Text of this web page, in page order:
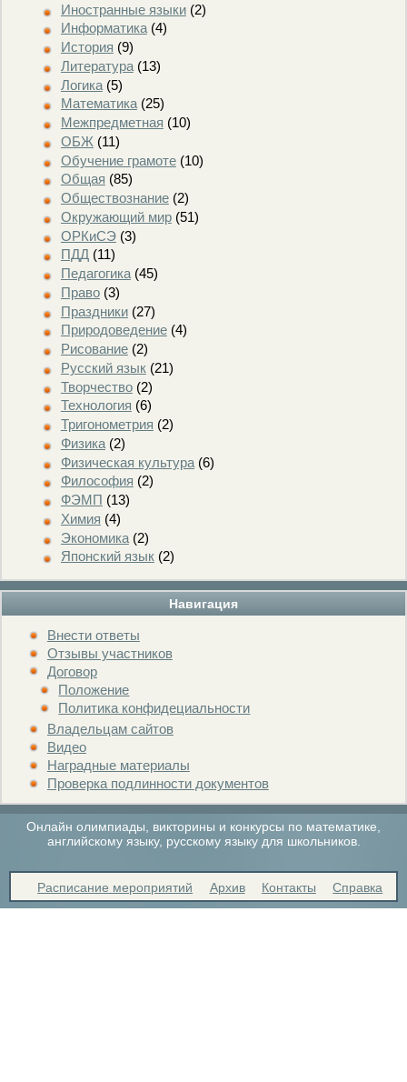
Иностранные языки(2)
Информатика(4)
История (9)
Литература(13)
Логика(5)
Математика(25)
Межпредметная (10)
ОБЖ (11)
Обучение грамоте(10)
Общая (85)
Обществознание(2)
Окружающий мир(51)
ОРКиСЭ(3)
ПДД(11)
Педагогика(45)
Право(3)
Праздники(27)
Природоведение(4)
Рисование(2)
Русский язык(21)
Творчество(2)
Технология (6)
Тригонометрия (2)
Физика(2)
Физическая культура(6)
Философия (2)
ФЭМП (13)
Химия (4)
Экономика(2)
Японский язык(2)
Навигация
Внести ответы
Отзывы участников
Договор
Положение
Политика конфидециальности
Владельцам сайтов
Видео
Наградные материалы
Проверка подлинности документов
Онлайн олимпиады, викторины и конкурсы по математике,
английскому языку, русскому языку для школьников.
Расписание мероприятий Архив Контакты Справка